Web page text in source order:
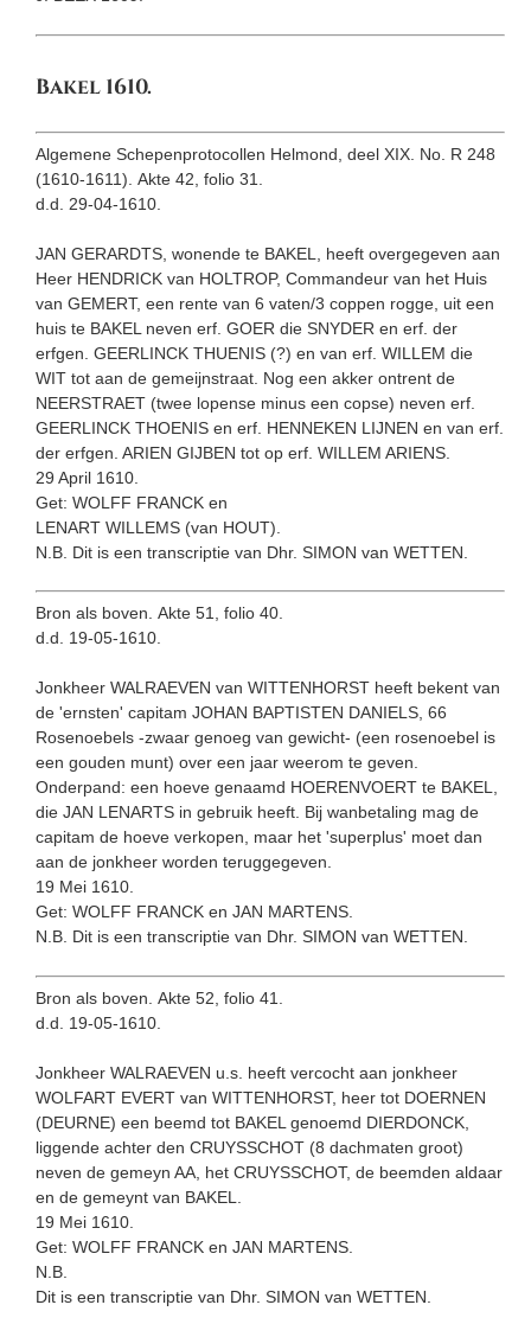
Bakel 1610.
Algemene Schepenprotocollen Helmond, deel XIX. No. R 248
(1610-1611). Akte 42, folio 31.
d.d. 29-04-1610.
JAN GERARDTS, wonende te BAKEL, heeft overgegeven aan
Heer HENDRICK van HOLTROP, Commandeur van het Huis
van GEMERT, een rente van 6 vaten/3 coppen rogge, uit een
huis te BAKEL neven erf. GOER die SNYDER en erf. der
erfgen. GEERLINCK THUENIS (?) en van erf. WILLEM die
WIT tot aan de gemeijnstraat. Nog een akker ontrent de
NEERSTRAET (twee lopense minus een copse) neven erf.
GEERLINCK THOENIS en erf. HENNEKEN LIJNEN en van erf.
der erfgen. ARIEN GIJBEN tot op erf. WILLEM ARIENS.
29 April 1610.
Get: WOLFF FRANCK en
LENART WILLEMS (van HOUT).
N.B. Dit is een transcriptie van Dhr. SIMON van WETTEN.
Bron als boven. Akte 51, folio 40.
d.d. 19-05-1610.
Jonkheer WALRAEVEN van WITTENHORST heeft bekent van
de 'ern­sten' capitam JOHAN BAPTISTEN DANIELS, 66
Rosenoebels -zwaar genoeg van gewicht- (een rosenoebel is
een gouden munt) over een jaar weerom te geven.
Onderpand: een hoeve genaamd HOERENVOERT te BAKEL,
die JAN LENARTS in gebruik heeft. Bij wanbeta­ling mag de
capitam de hoeve verkopen, maar het 'superplus' moet dan
aan de jonkheer worden teruggegeven.
19 Mei 1610.
Get: WOLFF FRANCK en JAN MARTENS.
N.B. Dit is een transcriptie van Dhr. SIMON van WETTEN.
Bron als boven. Akte 52, folio 41.
d.d. 19-05-1610.
Jonkheer WALRAEVEN u.s. heeft vercocht aan jonkheer
WOLFART EVERT van WITTENHORST, heer tot DOERNEN
(DEURNE) een beemd tot BAKEL genoemd DIERDONCK,
liggende achter den CRUYSSCHOT (8 dachmaten groot)
neven de gemeyn AA, het CRUYSSCHOT, de beemden aldaar
en de gemeynt van BAKEL.
19 Mei 1610.
Get: WOLFF FRANCK en JAN MARTENS.
N.B.
Dit is een transcriptie van Dhr. SIMON van WETTEN.